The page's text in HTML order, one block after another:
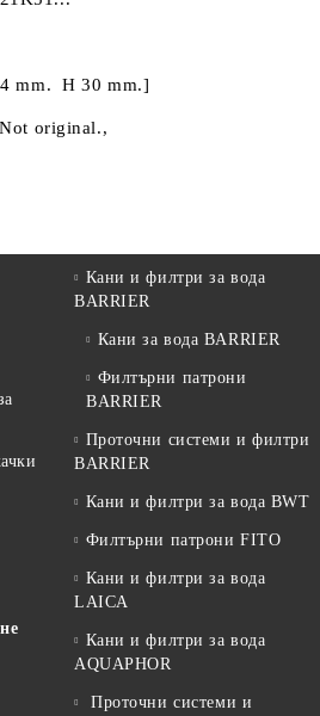
mm. H 30 mm.]
original.,
Кани и филтри за вода
BARRIER
Кани за вода BARRIER
Филтърни патрони
BARRIER
Проточни системи и филтри
BARRIER
Кани и филтри за вода BWT
Филтърни патрони FITO
Кани и филтри за вода
LAICA
Кани и филтри за вода
AQUAPHOR
Проточни системи и